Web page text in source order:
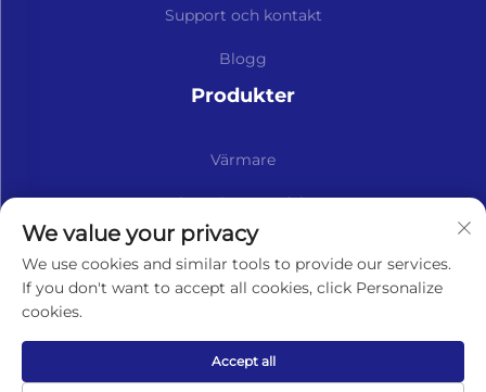
Support och kontakt
Blogg
Produkter
Värmare
Kits och reservdelar
Prenumerera på vår nyhetsbrev
Copyright © Lavaner (Beijing) Trading Co., Ltd. All rights
We value your privacy
We use cookies and similar tools to provide our services.
If you don't want to accept all cookies, click Personalize
cookies.
Accept all